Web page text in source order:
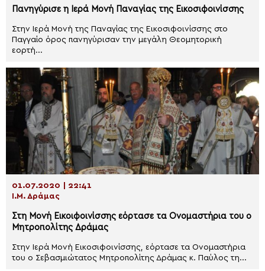
Πανηγύρισε η Ιερά Μονή Παναγίας της Εικοσιφοινίσσης
Στην Ιερά Μονή της Παναγίας της Εικοσιφοινίσσης στο
Παγγαίο όρος πανηγύρισαν την μεγάλη Θεομητορική
εορτή...
01.07.2020 | 22:41
Ι.Μ. Δράμας
Στη Μονή Εικοιφοινίσσης εόρτασε τα Ονομαστήρια του ο
Μητροπολίτης Δράμας
Στην Ιερά Μονή Εικοσιφοινίσσης, εόρτασε τα Ονομαστήρια
του ο Σεβασμιώτατος Μητροπολίτης Δράμας κ. Παύλος τη...